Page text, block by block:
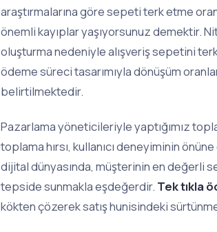
araştırmalarına göre sepeti terk etme
önemli kayıplar yaşıyorsunuz demektir.
oluşturma nedeniyle alışveriş sepetini
ödeme süreci tasarımıyla dönüşüm
belirtilmektedir.
Pazarlama yöneticileriyle yaptığımız
toplama hırsı, kullanıcı deneyiminin
dijital dünyasında, müşterinin en değerli
tepside sunmakla eşdeğerdir. Tek tıkla
kökten çözerek satış hunisindeki